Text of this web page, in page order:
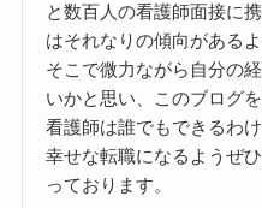
と数百人の看護師面接に
はそれなりの傾向がある
そこで微力ながら自分の
いかと思い、このブログ
看護師は誰でもできるわ
幸せな転職になるようぜ
っております。